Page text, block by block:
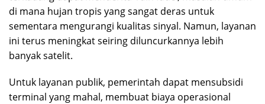
di mana hujan tropis yang sangat deras untuk
sementara mengurangi kualitas sinyal. Namun, layanan
ini terus meningkat seiring diluncurkannya lebih
banyak satelit.
Untuk layanan publik, pemerintah dapat mensubsidi
terminal yang mahal, membuat biaya operasional